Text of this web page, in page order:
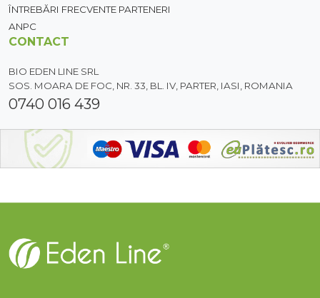
ÎNTREBĂRI FRECVENTE PARTENERI
ANPC
CONTACT
BIO EDEN LINE SRL
SOS. MOARA DE FOC, NR. 33, BL. IV, PARTER, IASI, ROMANIA
0740 016 439